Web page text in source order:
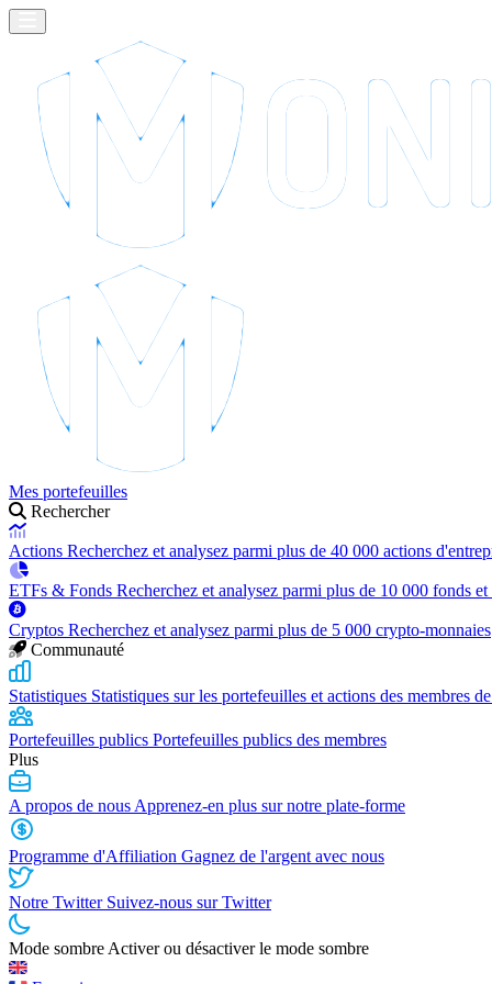
Mes portefeuilles
Rechercher
Actions Recherchez et analysez parmi plus de 40 000 actions
ETFs & Fonds Recherchez et analysez parmi plus de 10 000 fonds
Cryptos Recherchez et analysez parmi plus de 5 000 crypto-monnaies
Communauté
Statistiques Statistiques sur les portefeuilles et actions des membres
Portefeuilles publics Portefeuilles publics des membres
Plus
A propos de nous Apprenez-en plus sur notre plate-forme
Programme d'Affiliation Gagnez de l'argent avec nous
Notre Twitter Suivez-nous sur Twitter
Mode sombre Activer ou désactiver le mode sombre